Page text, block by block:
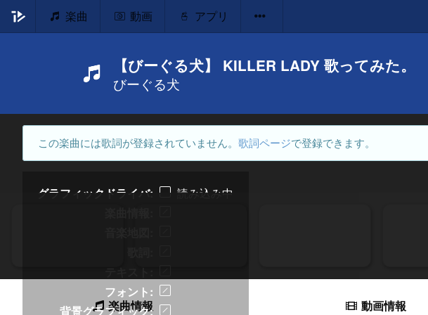
楽曲 動画 アプリ
【びーぐる犬】 KILLER LADY 歌ってみた。
びーぐる犬
この楽曲には歌詞が登録されていません。 歌詞ページで登録できます。
グラフィックドライバ
読み込み中
フォント
背景グラフィック
楽曲情報 動画情報